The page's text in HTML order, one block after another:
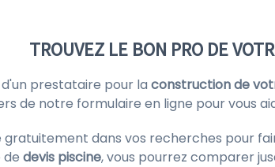
TROUVEZ LE BON PRO DE
prestataire pour la construction de
de notre formulaire en ligne pour vous
gratuitement dans vos recherches pour
devis piscine, vous pourrez comparer